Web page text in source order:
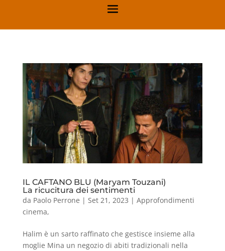
IL CAFTANO BLU (Maryam Touzani)
La ricucitura dei sentimenti
da Paolo Perrone | Set 21, 2023 | Approfondimenti
cinema,
Halim è un sarto raffinato che gestisce insieme alla
moglie Mina un negozio di abiti tradizionali nella